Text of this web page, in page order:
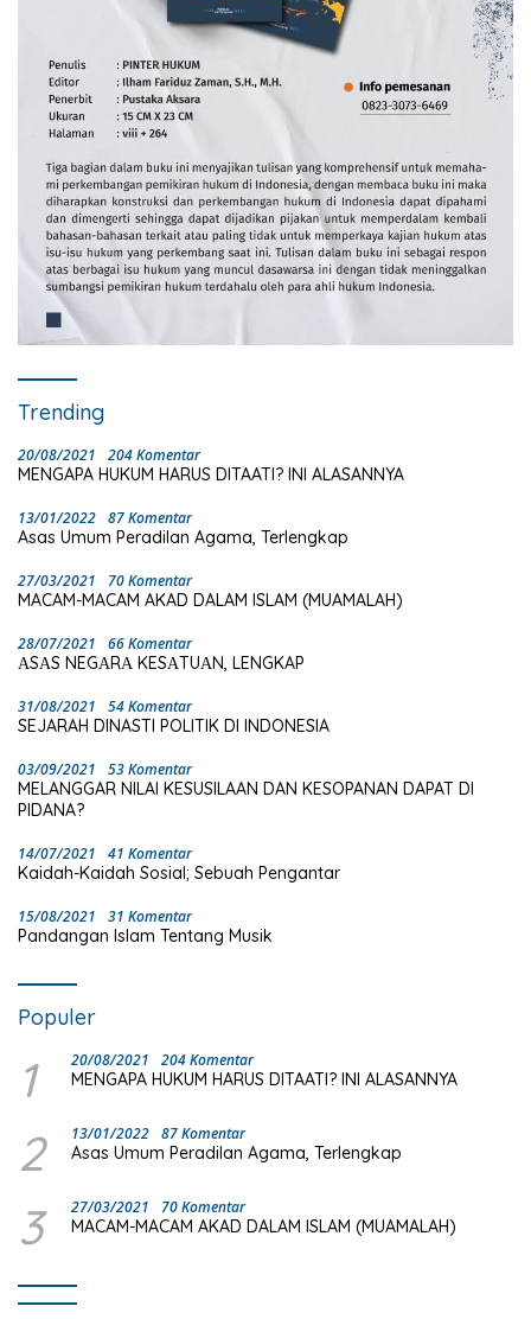
Trending
20/08/2021 204 Komentar
MENGAPA HUKUM HARUS DITAATI? INI ALASANNYA
13/01/2022 87 Komentar
Asas Umum Peradilan Agama, Terlengkap
27/03/2021 70 Komentar
MACAM-MACAM AKAD DALAM ISLAM (MUAMALAH)
28/07/2021 66 Komentar
ΑSΑS NEGΑRΑ KESΑTUΑN, LENGKAP
31/08/2021 54 Komentar
SEJARAH DINASTI POLITIK DI INDONESIA
03/09/2021 53 Komentar
MELANGGAR NILAI KESUSILAAN DAN KESOPANAN DAPAT DI
PIDANA?
14/07/2021 41 Komentar
Kaidah-Kaidah Sosial; Sebuah Pengantar
15/08/2021 31 Komentar
Pandangan Islam Tentang Musik
Populer
1 20/08/2021 204 Komentar
MENGAPA HUKUM HARUS DITAATI? INI ALASANNYA
2 13/01/2022 87 Komentar
Asas Umum Peradilan Agama, Terlengkap
3 27/03/2021 70 Komentar
MACAM-MACAM AKAD DALAM ISLAM (MUAMALAH)